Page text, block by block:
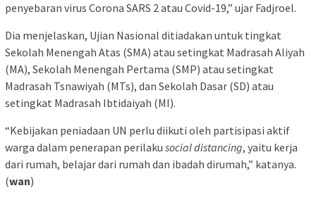
penyebaran virus Corona SARS 2 atau Covid-19,” ujar Fadjroel.
Dia menjelaskan, Ujian Nasional ditiadakan untuk tingkat
Sekolah Menengah Atas (SMA) atau setingkat Madrasah Aliyah
(MA), Sekolah Menengah Pertama (SMP) atau setingkat
Madrasah Tsnawiyah (MTs), dan Sekolah Dasar (SD) atau
setingkat Madrasah Ibtidaiyah (MI).
“Kebijakan peniadaan UN perlu diikuti oleh partisipasi aktif
warga dalam penerapan perilaku social distancing, yaitu kerja
dari rumah, belajar dari rumah dan ibadah dirumah,” katanya.
(wan)